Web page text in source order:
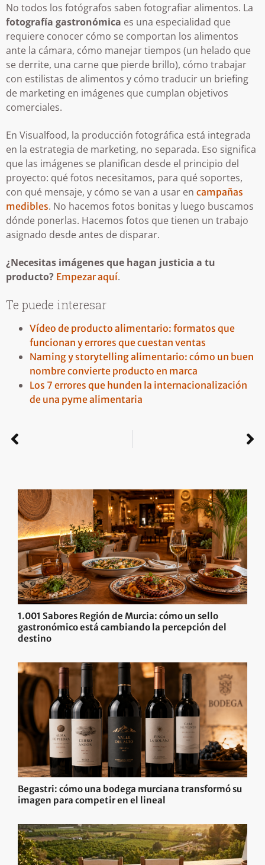
No todos los fotógrafos saben fotografiar alimentos. La
fotografía gastronómica es una especialidad que
requiere conocer cómo se comportan los alimentos
ante la cámara, cómo manejar tiempos (un helado que
se derrite, una carne que pierde brillo), cómo trabajar
con estilistas de alimentos y cómo traducir un briefing
de marketing en imágenes que cumplan objetivos
comerciales.
En Visualfood, la producción fotográfica está integrada
en la estrategia de marketing, no separada. Eso significa
que las imágenes se planifican desde el principio del
proyecto: qué fotos necesitamos, para qué soportes,
con qué mensaje, y cómo se van a usar en campañas
medibles. No hacemos fotos bonitas y luego buscamos
dónde ponerlas. Hacemos fotos que tienen un trabajo
asignado desde antes de disparar.
¿Necesitas imágenes que hagan justicia a tu
producto? Empezar aquí.
Te puede interesar
Vídeo de producto alimentario: formatos que
funcionan y errores que cuestan ventas
Naming y storytelling alimentario: cómo un buen
nombre convierte producto en marca
Los 7 errores que hunden la internacionalización
de una pyme alimentaria
1.001 Sabores Región de Murcia: cómo un sello
gastronómico está cambiando la percepción del
destino
Begastri: cómo una bodega murciana transformó su
imagen para competir en el lineal